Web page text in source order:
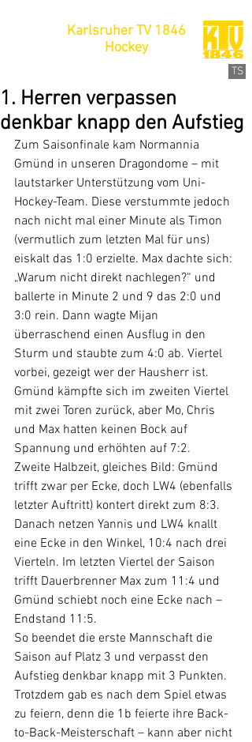
Karlsruher TV 1846
Hockey
TS
1. Herren verpassen
denkbar knapp den Aufstieg
Zum Saisonfinale kam Normannia
Gmünd in unseren Dragondome – mit
lautstarker Unterstützung vom Uni-
Hockey-Team. Diese verstummte jedoch
nach nicht mal einer Minute als Timon
(vermutlich zum letzten Mal für uns)
eiskalt das 1:0 erzielte. Max dachte sich:
„Warum nicht direkt nachlegen?“ und
ballerte in Minute 2 und 9 das 2:0 und
3:0 rein. Dann wagte Mijan
überraschend einen Ausflug in den
Sturm und staubte zum 4:0 ab. Viertel
vorbei, gezeigt wer der Hausherr ist.
Gmünd kämpfte sich im zweiten Viertel
mit zwei Toren zurück, aber Mo, Chris
und Max hatten keinen Bock auf
Spannung und erhöhten auf 7:2.
Zweite Halbzeit, gleiches Bild: Gmünd
trifft zwar per Ecke, doch LW4 (ebenfalls
letzter Auftritt) kontert direkt zum 8:3.
Danach netzen Yannis und LW4 knallt
eine Ecke in den Winkel, 10:4 nach drei
Vierteln. Im letzten Viertel der Saison
trifft Dauerbrenner Max zum 11:4 und
Gmünd schiebt noch eine Ecke nach –
Endstand 11:5.
So beendet die erste Mannschaft die
Saison auf Platz 3 und verpasst den
Aufstieg denkbar knapp mit 3 Punkten.
Trotzdem gab es nach dem Spiel etwas
zu feiern, denn die 1b feierte ihre Back-
to-Back-Meisterschaft – kann aber nicht